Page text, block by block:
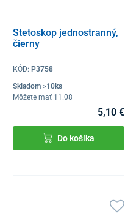
Stetoskop jednostranný,
čierny
KÓD: P3758
Skladom >10ks
Môžete mať 11.08
5,10 €
Do košíka